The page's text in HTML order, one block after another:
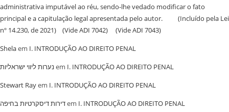
administrativa imputável ao réu, sendo-lhe vedado modificar o fato
principal e a capitulação legal apresentada pelo autor. (Incluído pela Lei
nº 14.230, de 2021) (Vide ADI 7042) (Vide ADI 7043)
Shelaem I. INTRODUÇÃO AO DIREITO PENAL
נערות ליווי ישראליות em I. INTRODUÇÃO AO DIREITO PENAL
Stewart Rayem I. INTRODUÇÃO AO DIREITO PENAL
‏דירות דיסקרטיות בחיפהem I. INTRODUÇÃO AO DIREITO PENAL